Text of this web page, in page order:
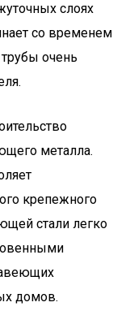
слоях
со временем
очень
металла.
крепежного
стали легко
домов.